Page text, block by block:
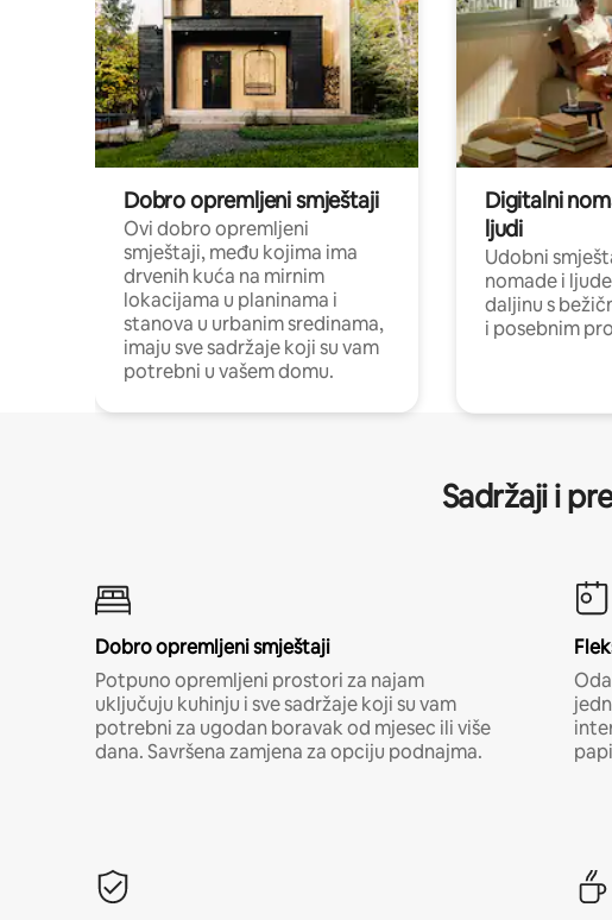
Dobro opremljeni smještaji
Ovi dobro opremljeni
smještaji, među kojima ima
drvenih kuća na mirnim
lokacijama u planinama i
stanova u urbanim sredinama,
imaju sve sadržaje koji su vam
potrebni u vašem domu.
Digitalni
ljudi
Udobni
nomade i
daljinu s
i posebnim
Sadržaji i
Dobro opremljeni smještaji
Potpuno opremljeni prostori za najam
uključuju kuhinju i sve sadržaje koji su vam
potrebni za ugodan boravak od mjesec ili više
dana. Savršena zamjena za opciju podnajma.